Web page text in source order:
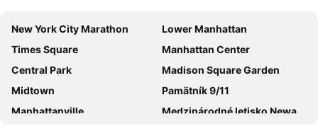
Holiday Inn New York City - Wall Street By Ihg
ROW NYC
Holiday Inn Express Long Island City E - New York By Ihg
Carlton Arms Hotel
Hotel Riu Plaza New York Times Square
Hilton Garden Inn NYC Financial Center/Manhattan Downtown
Holiday Inn Express Queens - Maspeth By Ihg
AMTD Idea Tribeca Hotel
OYO Times Square
Sofitel New York
New York City Marathon
Lower Manhattan
Times Square
Manhattan Center
Central Park
Madison Square Garden
Midtown
Pamätník 9/11
Manhattanville
Medzinárodné letisko Newark Liberty